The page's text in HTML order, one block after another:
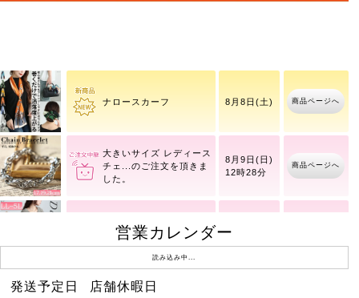
ナロースカーフ 8月8日(土) 商品ページへ
大きいサイズ レディース
チェ
8月9日(日)
12時28分
商品ページへ
大きいサイズ レディース
透か
8月9日(日)
バタフライ＆ラインスト
営業カレンダー
読み込み中...
発送予定日 店舗休暇日